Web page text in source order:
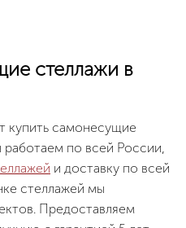
стеллажи в
купить самонесущие
работаем по всей России,
и доставку по всей
стеллажей мы
Предоставляем